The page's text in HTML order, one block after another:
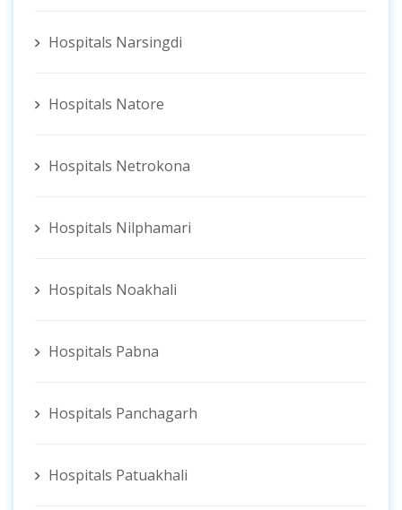
Hospitals Narsingdi
Hospitals Natore
Hospitals Netrokona
Hospitals Nilphamari
Hospitals Noakhali
Hospitals Pabna
Hospitals Panchagarh
Hospitals Patuakhali